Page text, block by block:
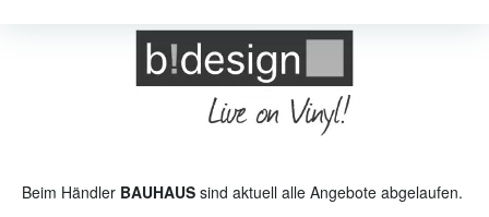
Beim Händler BAUHAUS sind aktuell alle Angebote abgelaufen.